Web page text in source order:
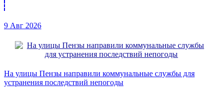
9 Авг 2026
На улицы Пензы направили коммунальные службы для
устранения последствий непогоды